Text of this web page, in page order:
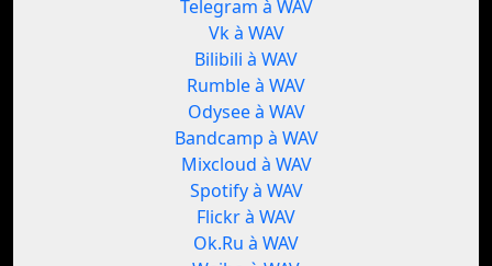
Telegram à WAV
Vk à WAV
Bilibili à WAV
Rumble à WAV
Odysee à WAV
Bandcamp à WAV
Mixcloud à WAV
Spotify à WAV
Flickr à WAV
Ok.Ru à WAV